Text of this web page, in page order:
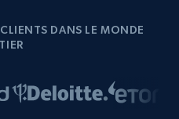
DANS LE MONDE